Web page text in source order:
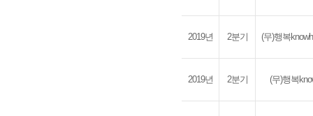
2019년 2분기 (무)행복
2019년 2분기 (무)행복